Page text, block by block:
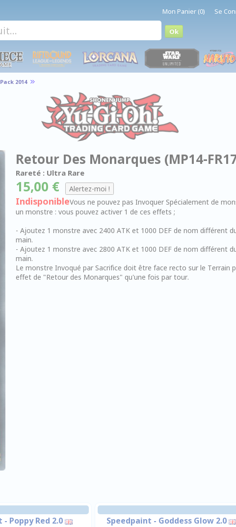
Mon Panier (0) Se
2014
Retour Des Monarques (MP14-
Rareté : Ultra Rare
15,00 €
IndisponibleVous ne pouvez pas Invoquer Spécialement de
un monstre : vous pouvez activer 1 de ces effets ;
- Ajoutez 1 monstre avec 2400 ATK et 1000 DEF de nom différent
main.
- Ajoutez 1 monstre avec 2800 ATK et 1000 DEF de nom différent
main.
Le monstre Invoqué par Sacrifice doit être face recto sur le
effet de "Retour des Monarques" qu'une fois par tour.
Poppy Red 2.0 Speedpaint - Goddess Glow 2.0